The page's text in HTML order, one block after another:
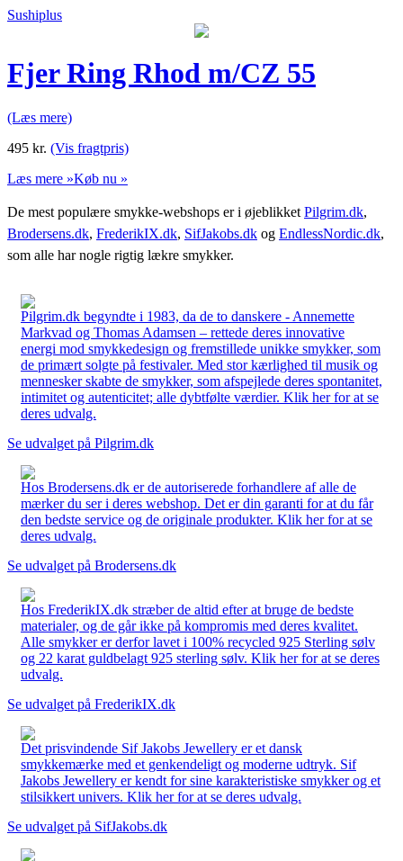
Sushiplus
Fjer Ring Rhod m/CZ 55
(Læs mere)
495 kr. (Vis fragtpris)
Læs mere »Køb nu »
De mest populære smykke-webshops er i øjeblikket Pilgrim.dk,
Brodersens.dk, FrederikIX.dk, SifJakobs.dk og EndlessNordic.dk,
som alle har nogle rigtig lækre smykker.
Pilgrim.dk begyndte i 1983, da de to danskere - Annemette
Markvad og Thomas Adamsen – rettede deres innovative
energi mod smykkedesign og fremstillede unikke smykker, som
de primært solgte på festivaler. Med stor kærlighed til musik og
mennesker skabte de smykker, som afspejlede deres spontanitet,
intimitet og autenticitet; alle dybtfølte værdier. Klik her for at se
deres udvalg.
Se udvalget på Pilgrim.dk
Hos Brodersens.dk er de autoriserede forhandlere af alle de
mærker du ser i deres webshop. Det er din garanti for at du får
den bedste service og de originale produkter. Klik her for at se
deres udvalg.
Se udvalget på Brodersens.dk
Hos FrederikIX.dk stræber de altid efter at bruge de bedste
materialer, og de går ikke på kompromis med deres kvalitet.
Alle smykker er derfor lavet i 100% recycled 925 Sterling sølv
og 22 karat guldbelagt 925 sterling sølv. Klik her for at se deres
udvalg.
Se udvalget på FrederikIX.dk
Det prisvindende Sif Jakobs Jewellery er et dansk
smykkemærke med et genkendeligt og moderne udtryk. Sif
Jakobs Jewellery er kendt for sine karakteristiske smykker og et
stilsikkert univers. Klik her for at se deres udvalg.
Se udvalget på SifJakobs.dk